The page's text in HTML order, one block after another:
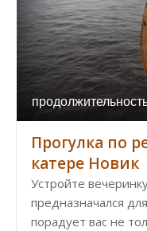
Прогулка по
катере Новик
Устройте
предназначался
порадует вас не